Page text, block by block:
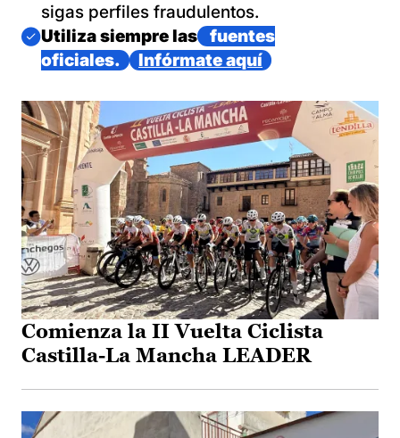
sigas perfiles fraudulentos.
Imagen
Utiliza siempre las
fuentes
oficiales.
Infórmate aquí
Comienza la II Vuelta Ciclista
Castilla-La Mancha LEADER